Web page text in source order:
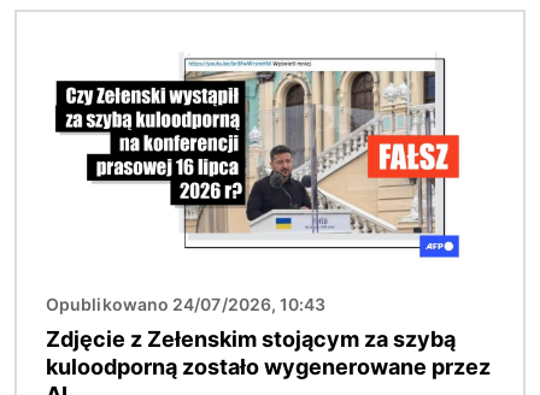
Opublikowano 24/07/2026, 10:43
Zdjęcie z Zełenskim stojącym za szybą
kuloodporną zostało wygenerowane przez